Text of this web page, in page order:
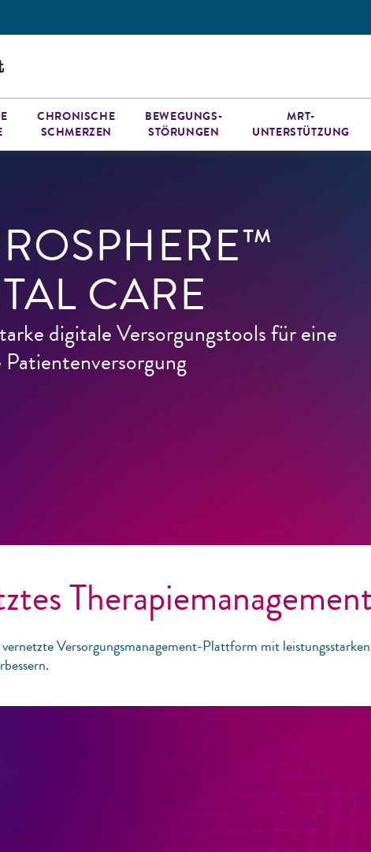
CHRONISCHE
SCHMERZEN
BEWEGUNGS-
STÖRUNGEN
MRT-
UNTERSTÜTZUNG
CARE
digitale Versorgungstools für eine
vernetzte Versorgungsmanagement-Plattform mit